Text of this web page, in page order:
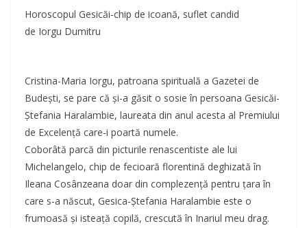
Horoscopul Gesicăi-chip de icoană, suflet candid
de Iorgu Dumitru
Cristina-Maria Iorgu, patroana spirituală a Gazetei de
Budești, se pare că și-a găsit o sosie în persoana Gesicăi-
Ștefania Haralambie, laureata din anul acesta al Premiului
de Excelență care-i poartă numele.
Coborâtă parcă din picturile renascentiste ale lui
Michelangelo, chip de fecioară florentină deghizată în
Ileana Cosânzeana doar din complezență pentru țara în
care s-a născut, Gesica-Ștefania Haralambie este o
frumoasă și isteață copilă, crescută în Inariul meu drag.